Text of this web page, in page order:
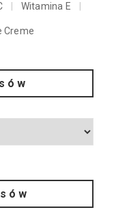
Witamina E
Creme